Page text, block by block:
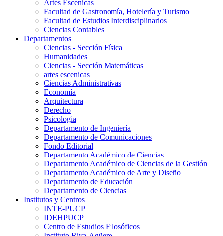
Artes Escenicas
Facultad de Gastronomía, Hotelería y Turismo
Facultad de Estudios Interdisciplinarios
Ciencias Contables
Departamentos
Ciencias - Sección Física
Humanidades
Ciencias - Sección Matemáticas
artes escenicas
Ciencias Administrativas
Economía
Arquitectura
Derecho
Psicologia
Departamento de Ingeniería
Departamento de Comunicaciones
Fondo Editorial
Departamento Académico de Ciencias
Departamento Académico de Ciencias de la Gestión
Departamento Académico de Arte y Diseño
Departamento de Educación
Departamento de Ciencias
Institutos y Centros
INTE-PUCP
IDEHPUCP
Centro de Estudios Filosóficos